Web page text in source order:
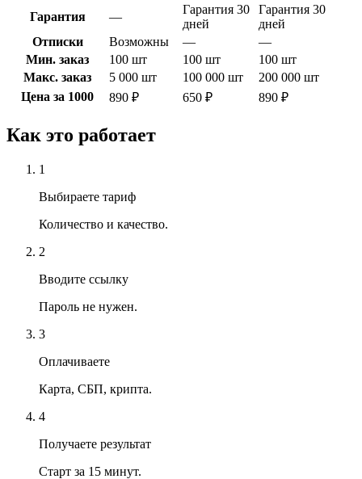
Гарантия
—
Гарантия 30
дней
Гарантия 30
дней
Отписки
Возможны —
—
Мин. заказ
100 шт 100 шт
100 шт
Макс. заказ
5 000 шт 100 000 шт
200 000 шт
Цена за 1000
890 ₽ 650 ₽ 890 ₽
Как это работает
1
Выбираете тариф
Количество и качество.
2
Вводите ссылку
Пароль не нужен.
3
Оплачиваете
Карта, СБП, крипта.
4
Получаете результат
Старт за 15 минут.